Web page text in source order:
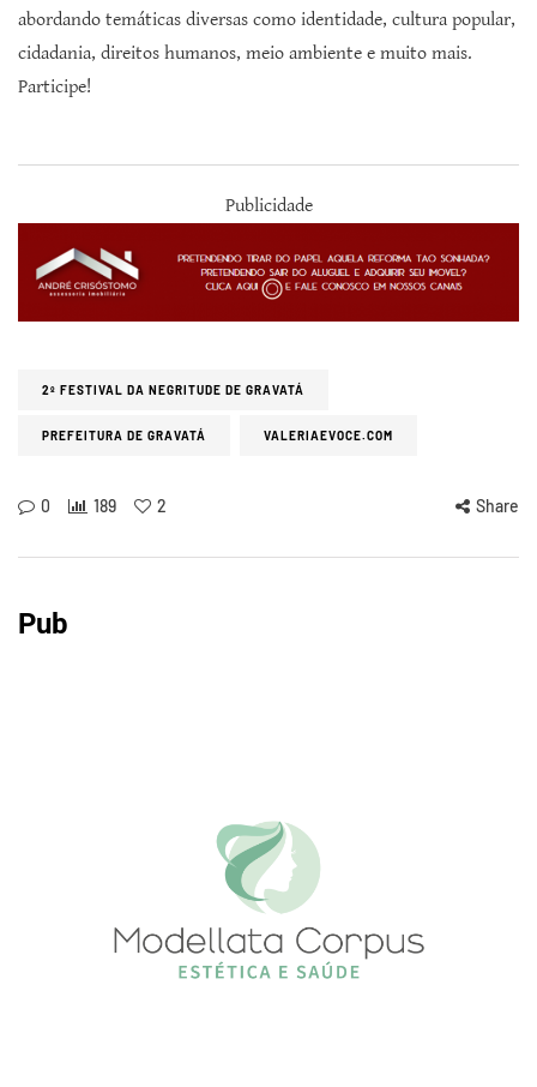
abordando temáticas diversas como identidade, cultura popular,
cidadania, direitos humanos, meio ambiente e muito mais.
Participe!
Publicidade
2º FESTIVAL DA NEGRITUDE DE GRAVATÁ
PREFEITURA DE GRAVATÁ VALERIAEVOCE.COM
0 189 2 Share
Pub